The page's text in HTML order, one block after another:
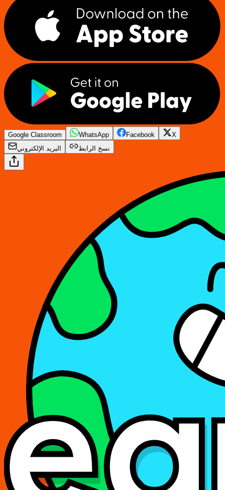
Google Classroom WhatsApp Facebook
X
البريد الإلكتروني
نسخ الرابط